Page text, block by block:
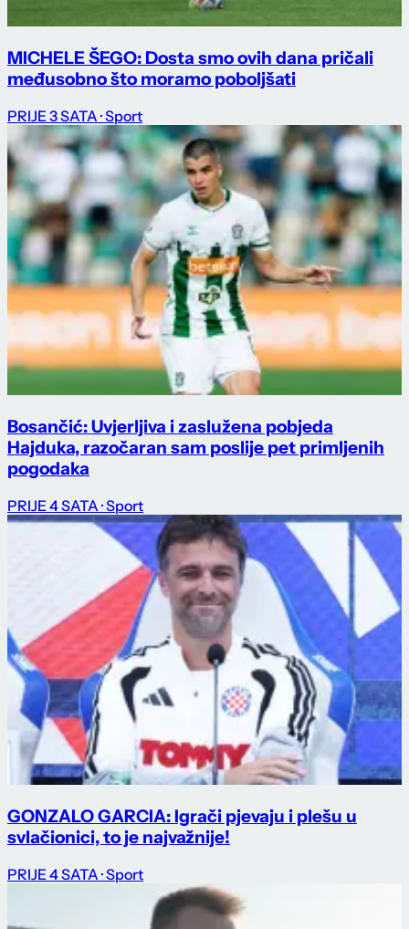
MICHELE ŠEGO: Dosta smo ovih dana pričali
međusobno što moramo poboljšati
PRIJE 3 SATA · Sport
Bosančić: Uvjerljiva i zaslužena pobjeda
Hajduka, razočaran sam poslije pet primljenih
pogodaka
PRIJE 4 SATA · Sport
GONZALO GARCIA: Igrači pjevaju i plešu u
svlačionici, to je najvažnije!
PRIJE 4 SATA · Sport